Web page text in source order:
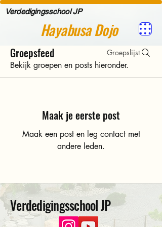
Hayabusa Dojo
Verdedigingsschool JP
Groepsfeed Groepslijst
Bekijk groepen en posts hieronder.
Maak je eerste post
Maak een post en leg contact met
andere leden.
Verdedigingsschool JP